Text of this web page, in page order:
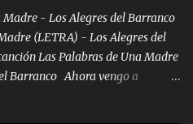
Madre - Los Alegres del Barranco
(LETRA) - Los Alegres del
Las Palabras de Una Madre
Barranco Ahora vengo a